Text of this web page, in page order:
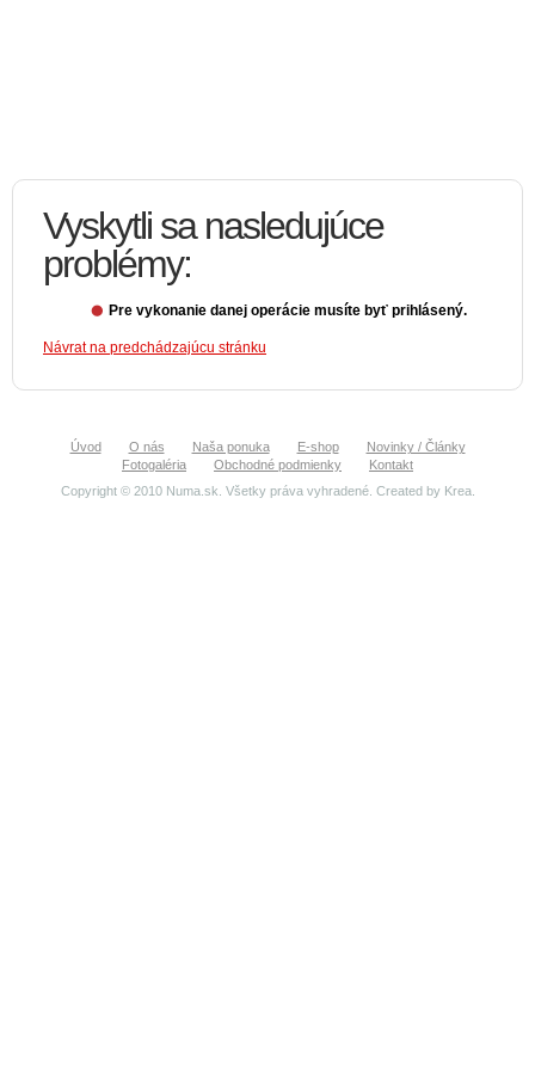
Vyskytli sa nasledujúce
problémy:
Pre vykonanie danej operácie musíte byť prihlásený.
Návrat na predchádzajúcu stránku
Úvod O nás Naša ponuka E-shop
Novinky / Články
Fotogaléria
Obchodné podmienky
Kontakt
Copyright © 2010 Numa.sk. Všetky práva vyhradené. Created by Krea.